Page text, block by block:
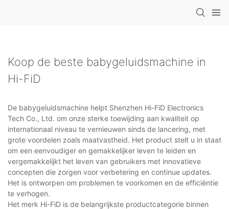
Koop de beste babygeluidsmachine in
Hi-FiD
De babygeluidsmachine helpt Shenzhen Hi-FiD Electronics
Tech Co., Ltd. om onze sterke toewijding aan kwaliteit op
internationaal niveau te vernieuwen sinds de lancering, met
grote voordelen zoals maatvastheid. Het product stelt u in staat
om een ​​eenvoudiger en gemakkelijker leven te leiden en
vergemakkelijkt het leven van gebruikers met innovatieve
concepten die zorgen voor verbetering en continue updates.
Het is ontworpen om problemen te voorkomen en de efficiëntie
te verhogen.
Het merk Hi-FiD is de belangrijkste productcategorie binnen